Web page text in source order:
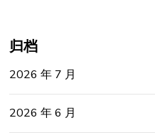
归档
2026 年 7 月
2026 年 6 月